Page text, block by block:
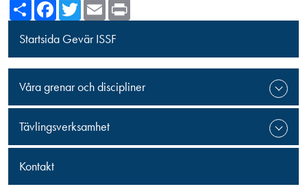
Startsida Gevär ISSF
Våra grenar och discipliner
Tävlingsverksamhet
Kontakt
ShareFacebook
TwitterEmail